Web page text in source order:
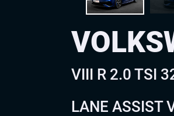
VIII R 2.0 TSI
LANE ASSIST